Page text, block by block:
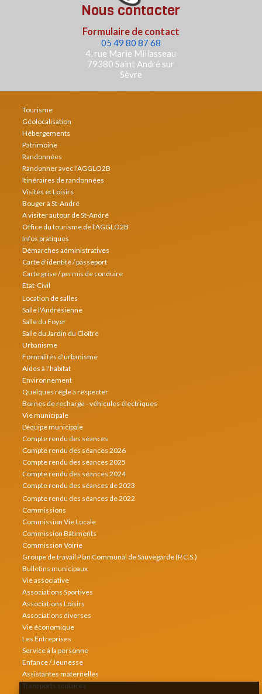
Nous contacter
Formulaire de contact
05 49 80 87 68
4, rue Marie Millasseau
79380 Saint André sur
Sèvre
Tourisme
Géolocalisation
Hébergements
Patrimoine
Randonnées
Randonner avec l'AGGLO2B
Itinéraires de randonnées
Visites et Loisirs
Bouger à St-André
A visiter autour de St-André
Office du tourisme de l'AGGLO2B
Infos pratiques
Démarches administratives
Carte d'identité / passeport
Carte grise / permis de conduire
Etat-Civil
Location de salles
Salle l'Andrésienne
Salle du Foyer
Salle du Jardin du Cloître
Urbanisme
Formalités d'urbanisme
Aides à l'habitat
Environnement
Quelques règle à respecter
Bornes de recharge - véhicules électriques
Vie municipale
L'équipe municipale
Compte rendu des séances
Compte rendu des séances 2026
Compte rendu des séances 2025
Compte rendu des séances 2024
Compte rendu des séances de 2023
Compte rendu des séances de 2022
Commissions
Commission Vie Locale
Commission Bâtiments
Commission Voirie
Groupe de travail Plan Communal de Sauvegarde (P.C.S.)
Bulletins municipaux
Vie associative
Associations Sportives
Associations Loisirs
Associations diverses
Vie économique
Les Entreprises
Service à la personne
Enfance / Jeunesse
Assistantes maternelles
Transports scolaires